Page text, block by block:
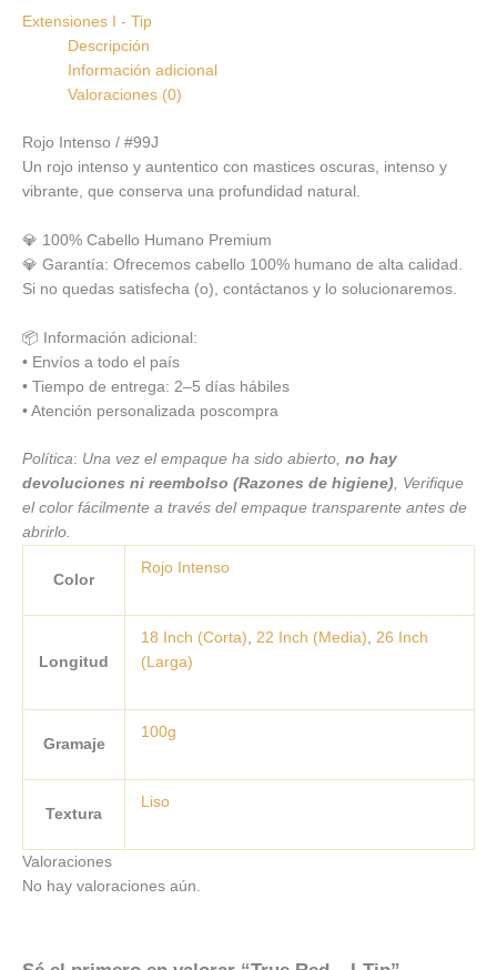
Extensiones I - Tip
Descripción
Información adicional
Valoraciones (0)
Rojo Intenso / #99J
Un rojo intenso y auntentico con mastices oscuras, intenso y
vibrante, que conserva una profundidad natural.
💎 100% Cabello Humano Premium
💎 Garantía: Ofrecemos cabello 100% humano de alta calidad.
Si no quedas satisfecha (o), contáctanos y lo solucionaremos.
📦 Información adicional:
• Envíos a todo el país
• Tiempo de entrega: 2–5 días hábiles
• Atención personalizada poscompra
Política: Una vez el empaque ha sido abierto, no hay
devoluciones ni reembolso (Razones de higiene), Verifique
el color fácilmente a través del empaque transparente antes de
abrirlo.
Color
Rojo Intenso
Longitud
18 Inch (Corta), 22 Inch (Media), 26 Inch
(Larga)
Gramaje
100g
Textura
Liso
Valoraciones
No hay valoraciones aún.